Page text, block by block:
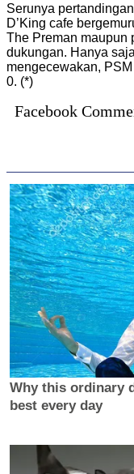
Serunya
D’King cafe
The Preman maupun
dukungan. Hanya
mengecewakan,
0. (*)
Facebook